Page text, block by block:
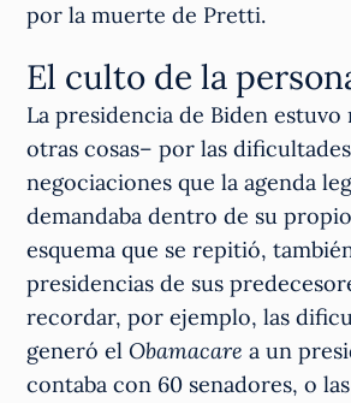
por la muerte de Pretti.
El culto de la
La presidencia de Biden
otras cosas– por las
negociaciones que la agenda
demandaba dentro de su
esquema que se repitió,
presidencias de sus
recordar, por ejemplo, las
generó elObamacarea un
contaba con 60 senadores, o